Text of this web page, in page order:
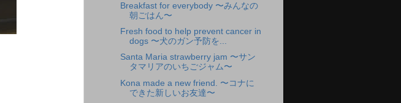
Breakfast for everybody 〜みんなの
朝ごはん〜
Fresh food to help prevent cancer in
dogs 〜犬のガン予防を...
Santa Maria strawberry jam 〜サン
タマリアのいちごジャム〜
Kona made a new friend. 〜コナに
できた新しいお友達〜